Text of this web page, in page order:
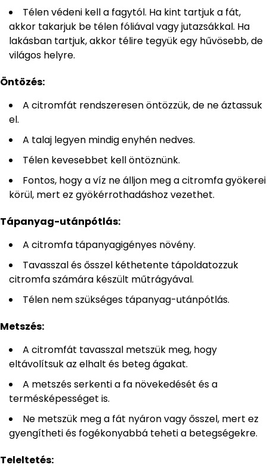
Télen védeni kell a fagytól. Ha kint tartjuk a fát,
akkor takarjuk be télen fóliával vagy jutazsákkal. Ha
lakásban tartjuk, akkor télire tegyük egy hűvösebb, de
világos helyre.
Öntözés:
A citromfát rendszeresen öntözzük, de ne áztassuk
el.
A talaj legyen mindig enyhén nedves.
Télen kevesebbet kell öntöznünk.
Fontos, hogy a víz ne álljon meg a citromfa gyökerei
körül, mert ez gyökérrothadáshoz vezethet.
Tápanyag-utánpótlás:
A citromfa tápanyagigényes növény.
Tavasszal és ősszel kéthetente tápoldatozzuk
citromfa számára készült műtrágyával.
Télen nem szükséges tápanyag-utánpótlás.
Metszés:
A citromfát tavasszal metszük meg, hogy
eltávolítsuk az elhalt és beteg ágakat.
A metszés serkenti a fa növekedését és a
termésképességet is.
Ne metszük meg a fát nyáron vagy ősszel, mert ez
gyengítheti és fogékonyabbá teheti a betegségekre.
Teleltetés: